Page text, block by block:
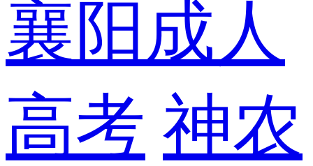
襄阳成人
高考 神农